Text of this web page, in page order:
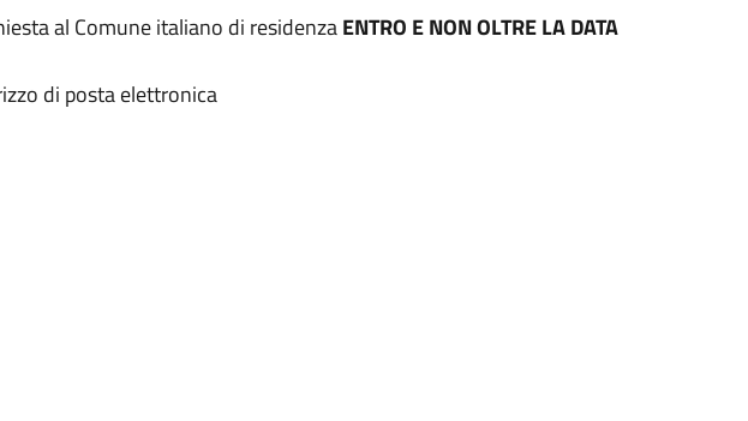
al Comune italiano di residenzaENTRO E NON OLTRE LA DATA
di posta elettronica